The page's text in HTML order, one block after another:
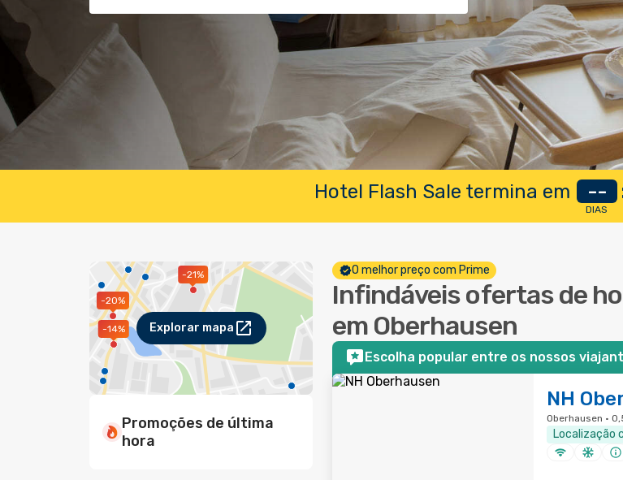
Hotel Flash Sale termina em --
DIAS
-21%
-20%
-14% Explorar mapa
Promoções de última
hora
O melhor preço com Prime
Infindáveis ofertas de
em Oberhausen
Escolha popular entre os nossos
NH
Oberhausen ·
Localização